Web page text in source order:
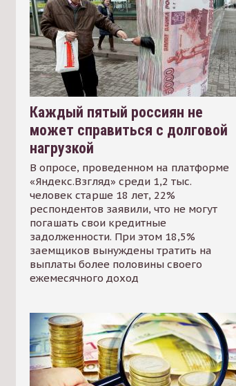
Каждый пятый россиян не
может справиться с долговой
нагрузкой
В опросе, проведенном на платформе
«Яндекс.Взгляд» среди 1,2 тыс.
человек старше 18 лет, 22%
респондентов заявили, что не могут
погашать свои кредитные
задолженности. При этом 18,5%
заемщиков вынуждены тратить на
выплаты более половины своего
ежемесячного доход